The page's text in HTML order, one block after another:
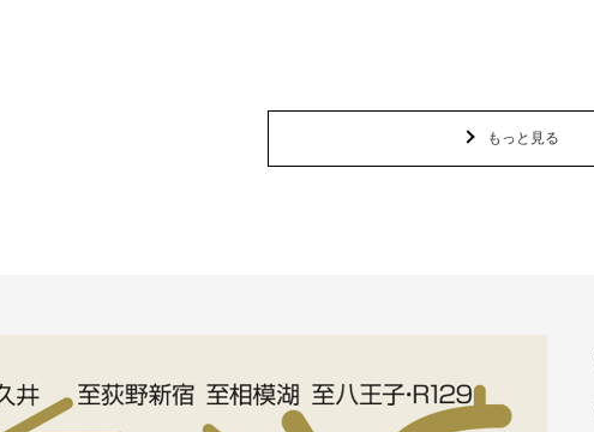
もっと見る